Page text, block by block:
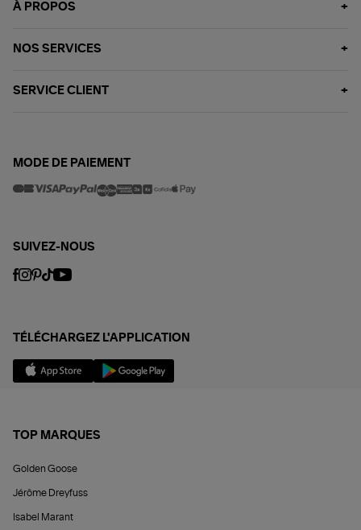
À PROPOS
NOS SERVICES
SERVICE CLIENT
MODE DE PAIEMENT
SUIVEZ-NOUS
TÉLÉCHARGEZ L'APPLICATION
TOP MARQUES
Golden Goose
Jérôme Dreyfuss
Isabel Marant